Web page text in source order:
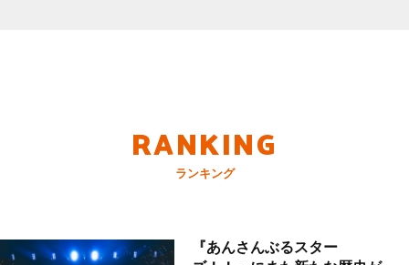
RANKING
ランキング
『あんさんぶるスター